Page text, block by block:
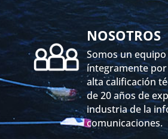
NOSOTROS
Somos un
íntegramente
alta calificación
de 20 años de
industria de la
comunicaciones.